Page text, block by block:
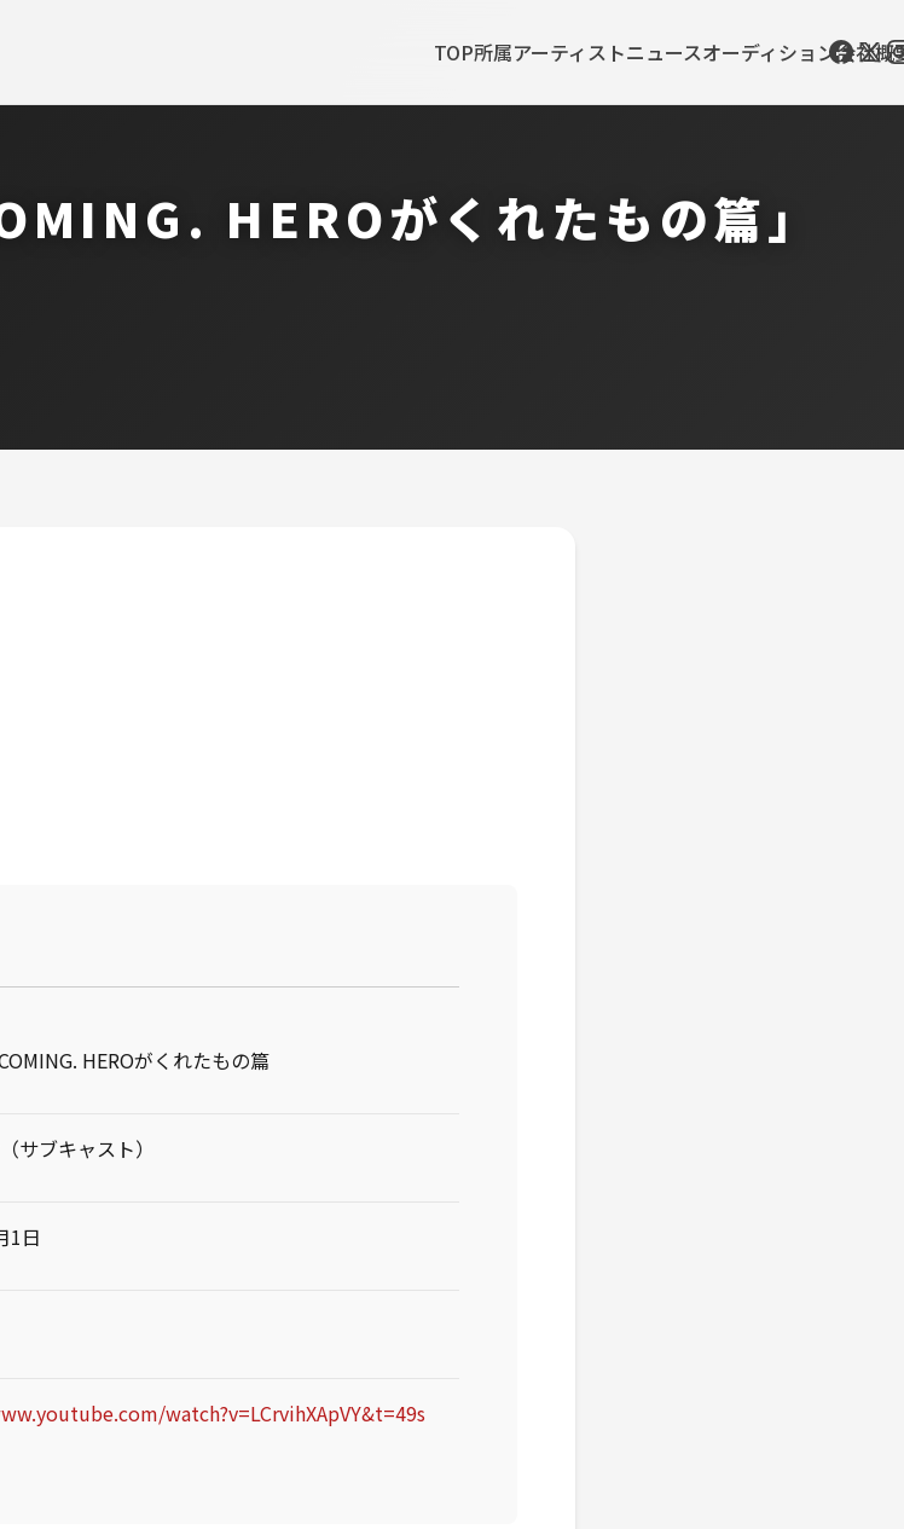
TOP所属アーティストニュースオーディション会社概
HEROがくれたもの篇」
HEROがくれたもの篇
サブキャスト）
1日
watch?v=LCrvihXApVY&t=49s